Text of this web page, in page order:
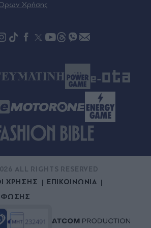
των Ισαάκ και Σολωμού
Χρήσης
ΧΡΗΣΗΣ
ΕΠΙΚΟΙΝΩΝΙΑ
ALL RIGHTS RESERVED